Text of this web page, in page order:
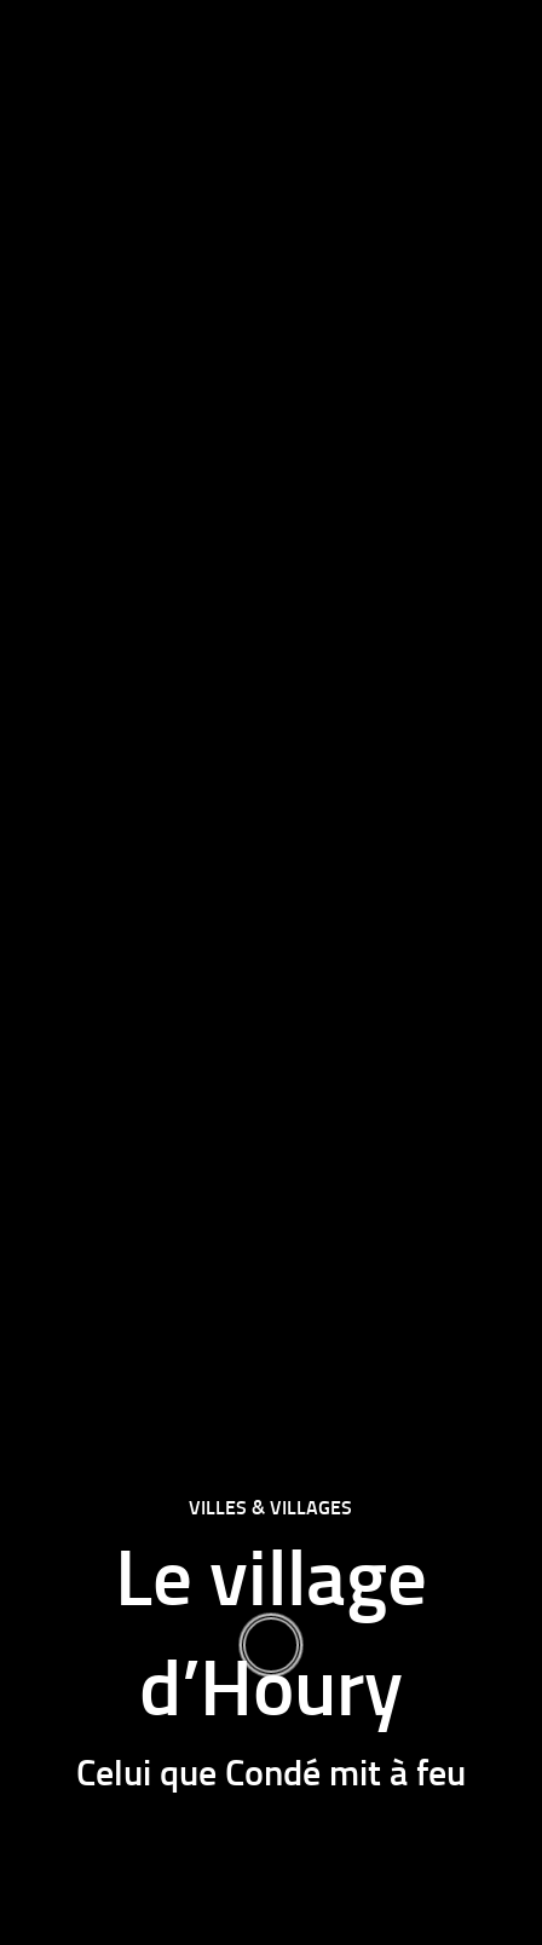
VILLES & VILLAGES
Le village
d’Houry
Celui que Condé mit à feu